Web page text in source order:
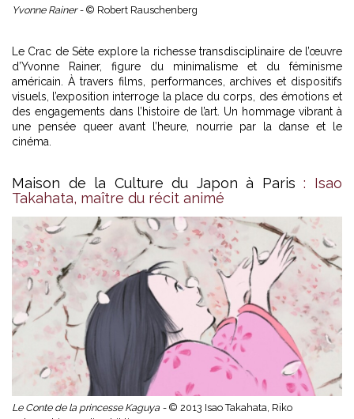
Yvonne Rainer - © Robert Rauschenberg
Le Crac de Sète explore la richesse transdisciplinaire de l’œuvre
d’Yvonne Rainer, figure du minimalisme et du féminisme
américain. À travers films, performances, archives et dispositifs
visuels, l’exposition interroge la place du corps, des émotions et
des engagements dans l’histoire de l’art. Un hommage vibrant à
une pensée queer avant l’heure, nourrie par la danse et le
cinéma.
Maison de la Culture du Japon à Paris : Isao
Takahata, maître du récit animé
Le Conte de la princesse Kaguya - © 2013 Isao Takahata, Riko